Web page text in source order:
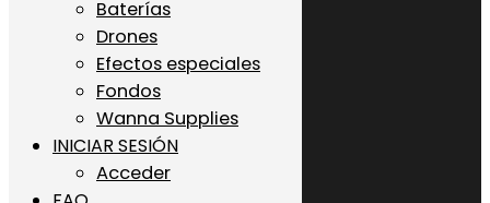
Baterías
Drones
Efectos especiales
Fondos
Wanna Supplies
INICIAR SESIÓN
Acceder